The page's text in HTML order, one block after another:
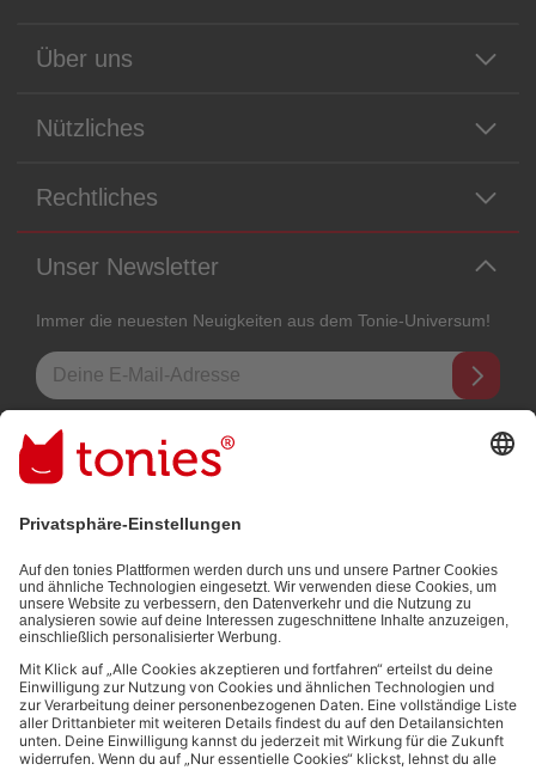
Über uns
Nützliches
Rechtliches
Unser Newsletter
Immer die neuesten Neuigkeiten aus dem Tonie-Universum!
E-Mail-Addresse
Mit dem Absenden abonnierst du unseren E-Mail-Newsletter, der auf
den von dir bereitgestellten Informationen (z.B. Account-informationen)
und den von dir zu Werbezwecken bereitgestellten
Datenschutzbestimmungen.
Bezahlmethoden:
Links zu sozialen Netzwerken